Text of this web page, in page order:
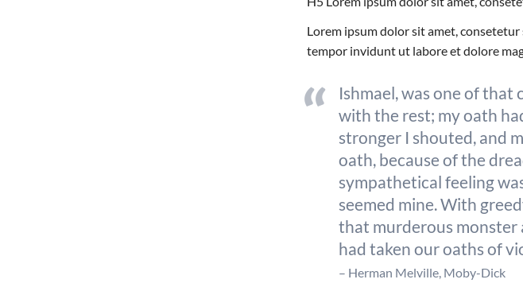
Lorem ipsum dolor sit amet,
tempor invidunt ut labore et dolore
Ishmael, was one of that
with the rest; my oath
stronger I shouted, and
oath, because of the
sympathetical feeling
seemed mine. With
that murderous monster
had taken our oaths of
– Herman Melville, Moby-Dick